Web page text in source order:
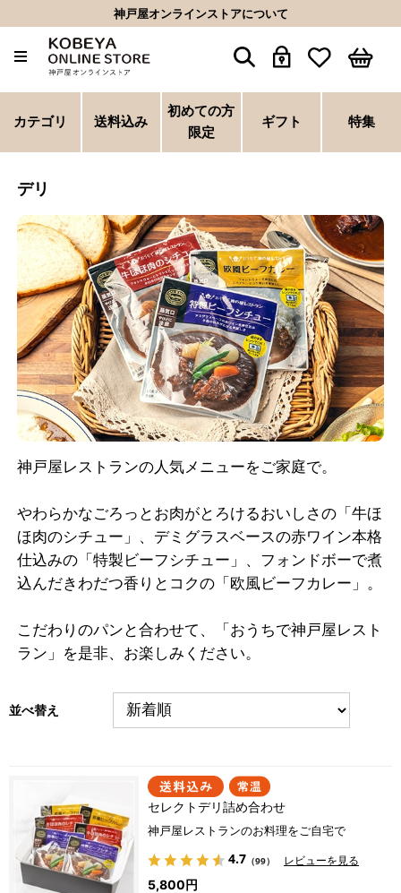
神戸屋オンラインストアについて
カテゴリ 送料込み
初めての方
限定
ギフト 特集
デリ
神戸屋レストランの人気メニューをご家庭で。
やわらかなごろっとお肉がとろけるおいしさの「牛ほ
ほ肉のシチュー」、デミグラスベースの赤ワイン本格
仕込みの「特製ビーフシチュー」、フォンドボーで煮
込んだきわだつ香りとコクの「欧風ビーフカレー」。
こだわりのパンと合わせて、「おうちで神戸屋レスト
ラン」を是非、お楽しみください。
並べ替え
セレクトデリ詰め合わせ
神戸屋レストランのお料理をご自宅で
4.7 （99）
レビューを見る
5,800円